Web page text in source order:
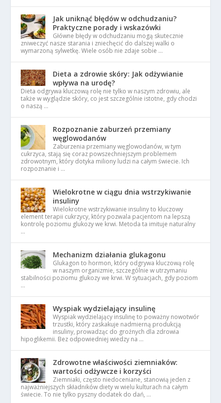
Jak uniknąć błędów w odchudzaniu?
Praktyczne porady i wskazówki
Główne błędy w odchudzaniu mogą skutecznie
zniweczyć nasze starania i zniechęcić do dalszej walki o
wymarzoną sylwetkę. Wiele osób nie zdaje sobie …
Dieta a zdrowie skóry: Jak odżywianie
wpływa na urodę?
Dieta odgrywa kluczową rolę nie tylko w naszym zdrowiu, ale
także w wyglądzie skóry, co jest szczególnie istotne, gdy chodzi
o naszą …
Rozpoznanie zaburzeń przemiany
węglowodanów
Zaburzenia przemiany węglowodanów, w tym
cukrzyca, stają się coraz powszechniejszym problemem
zdrowotnym, który dotyka miliony ludzi na całym świecie. Ich
rozpoznanie i …
Wielokrotne w ciągu dnia wstrzykiwanie
insuliny
Wielokrotne wstrzykiwanie insuliny to kluczowy
element terapii cukrzycy, który pozwala pacjentom na lepszą
kontrolę poziomu glukozy we krwi. Metoda ta imituje naturalny
…
Mechanizm działania glukagonu
Glukagon to hormon, który odgrywa kluczową rolę
w naszym organizmie, szczególnie w utrzymaniu
stabilności poziomu glukozy we krwi. W sytuacjach, gdy poziom
…
Wyspiak wydzielający insulinę
Wyspiak wydzielający insulinę to poważny nowotwór
trzustki, który zaskakuje nadmierną produkcją
insuliny, prowadząc do groźnych dla zdrowia
hipoglikemii. Bez odpowiedniej wiedzy na …
Zdrowotne właściwości ziemniaków:
wartości odżywcze i korzyści
Ziemniaki, często niedoceniane, stanowią jeden z
najważniejszych składników diety w wielu kulturach na całym
świecie. To nie tylko pyszny dodatek do dań, …